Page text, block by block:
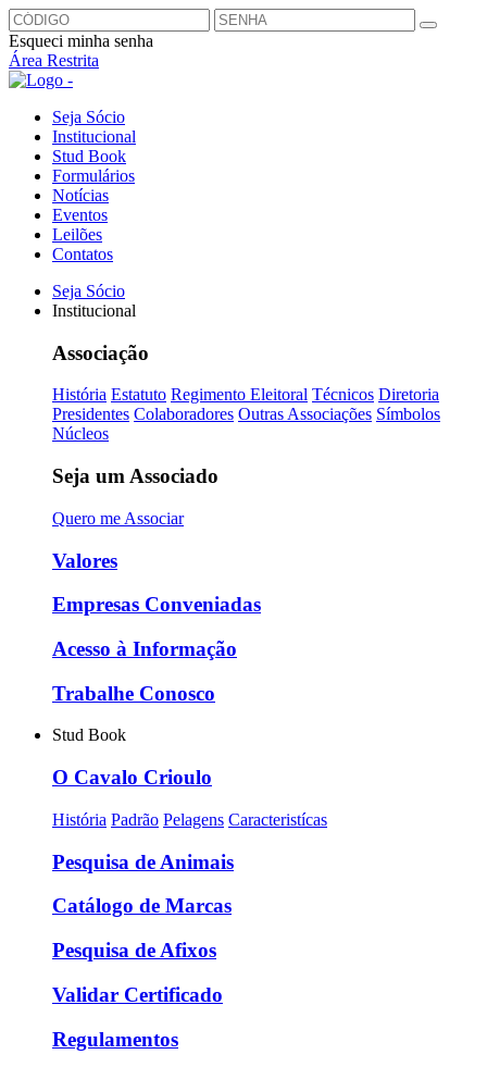
Esqueci minha senha
Área Restrita
Seja Sócio
Institucional
Stud Book
Formulários
Notícias
Eventos
Leilões
Contatos
Seja Sócio
Institucional
Associação
História Estatuto Regimento Eleitoral Técnicos Diretoria
Presidentes Colaboradores Outras Associações Símbolos
Núcleos
Seja um Associado
Quero me Associar
Valores
Empresas Conveniadas
Acesso à Informação
Trabalhe Conosco
Stud Book
O Cavalo Crioulo
História Padrão Pelagens Caracteristícas
Pesquisa de Animais
Catálogo de Marcas
Pesquisa de Afixos
Validar Certificado
Regulamentos